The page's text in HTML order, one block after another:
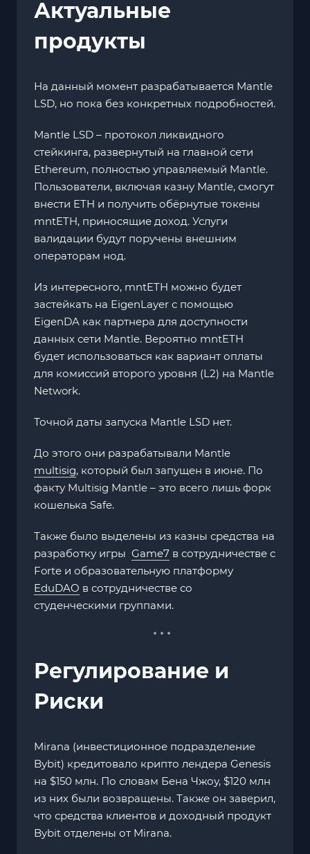
Актуальные
продукты
На данный момент разрабатывается Mantle
LSD, но пока без конкретных подробностей.
Mantle LSD – протокол ликвидного
стейкинга, развернутый на главной сети
Ethereum, полностью управляемый Mantle.
Пользователи, включая казну Mantle, смогут
внести ETH и получить обёрнутые токены
mntETH, приносящие доход. Услуги
валидации будут поручены внешним
операторам нод.
Из интересного, mntETH можно будет
застейкать на EigenLayer с помощью
EigenDA как партнера для доступности
данных сети Mantle. Вероятно mntETH
будет использоваться как вариант оплаты
для комиссий второго уровня (L2) на Mantle
Network.
Точной даты запуска Mantle LSD нет.
До этого они разрабатывали Mantle
multisig, который был запущен в июне. По
факту Multisig Mantle – это всего лишь форк
кошелька Safe.
Также было выделены из казны средства на
разработку игры Game7 в сотрудничестве с
Forte и образовательную платформу
EduDAO в сотрудничестве со
студенческими группами.
Регулирование и
Риски
Mirana (инвестиционное подразделение
Bybit) кредитовало крипто лендера Genesis
на $150 млн. По словам Бена Чжоу, $120 млн
из них были возвращены. Также он заверил,
что средства клиентов и доходный продукт
Bybit отделены от Mirana.